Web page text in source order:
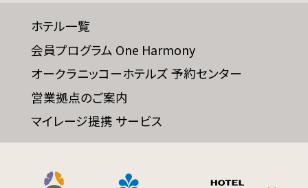
ホテル一覧
会員プログラム One Harmony
オークラニッコーホテルズ 予約センター
営業拠点のご案内
マイレージ提携 サービス